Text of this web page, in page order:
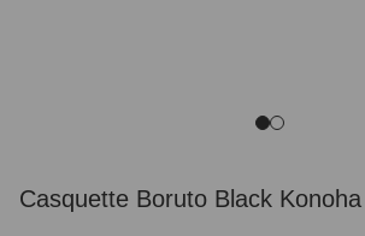
Casquette Boruto Black Konoha